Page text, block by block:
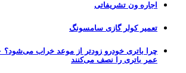
اجاره ون تشریفاتی
تعمیر کولر گازی سامسونگ
عمر باتری را نصف می‌کنند